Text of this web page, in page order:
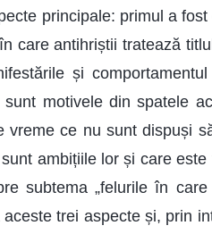
principale: primul a
care antihriștii tratează
și
motivele din spatele
vreme ce nu sunt dispuși
ambițiile lor și care
subtema „felurile în
aceste trei aspecte și, prin